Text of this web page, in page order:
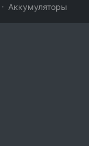
· Аккумуляторы